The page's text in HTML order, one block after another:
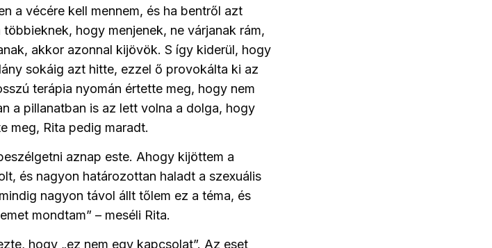
a vécére kell mennem, és ha bentről azt
hogy menjenek, ne várjanak rám,
akkor azonnal kijövök. S így kiderül, hogy
sokáig azt hitte, ezzel ő provokálta ki az
terápia nyomán értette meg, hogy nem
a pillanatban is az lett volna a dolga, hogy
meg, Rita pedig maradt.
aznap este. Ahogy kijöttem a
és nagyon határozottan haladt a szexuális
nagyon távol állt tőlem ez a téma, és
mondtam” – meséli Rita.
hogy „ez nem egy kapcsolat”. Az eset